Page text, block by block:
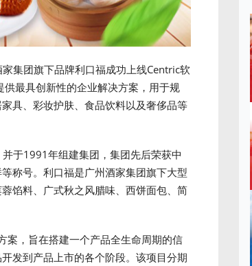
集团旗下品牌利口福成功上线Centric软
供最具创新性的企业解决方案，用于规
具、彩妆护肤、食品饮料以及奢侈品等
于1991年组建集团，集团先后荣获中
称号。利口福是广州酒家集团旗下大型
馅料、广式秋之风腊味、西饼面包、简
案，旨在搭建一个产品全生命周期的信
发到产品上市的各个阶段。该项目分期